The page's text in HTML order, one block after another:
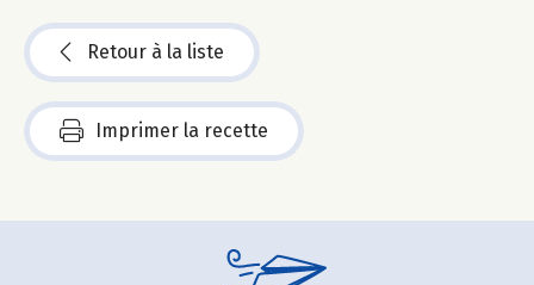
Retour à la liste
Imprimer la recette